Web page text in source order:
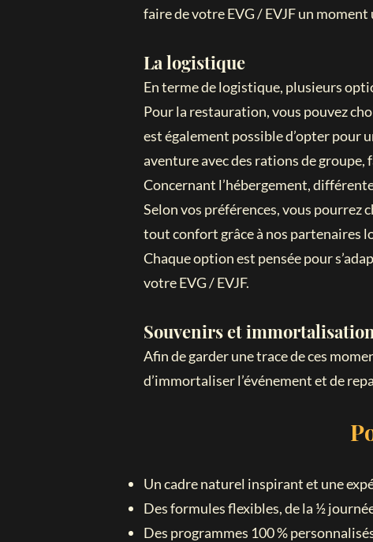
faire de votre EVG / EVJF un
La logistique
En terme de logistique, plusieurs
Pour la restauration, vous pouvez
est également possible d’opter pour
aventure avec des rations de groupe,
Concernant l’hébergement,
Selon vos préférences, vous pourrez
tout confort grâce à nos partenaires
Chaque option est pensée pour
votre EVG / EVJF.
Souvenirs et
Afin de garder une trace de ces
d’immortaliser l’événement et de
Un cadre naturel inspirant et une
Des formules flexibles, de la ½
Des programmes 100 %